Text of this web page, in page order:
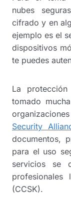
nubes
cifrado y en
ejemplo es el
dispositivos
te puedes
La
tomado
Security
documentos,
para el uso
servicios se
profesionales
(CCSK).